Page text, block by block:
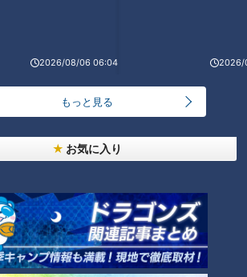
2026/08/06 06:04 2026/
もっと見る
お気に入り
まっといてよ。食器は洗い場まで持ってい
う！家族全員でやりましょう」
ことで食料廃棄が減り、食中毒のリスクが
ろを気にしながら乗り切りましょう」